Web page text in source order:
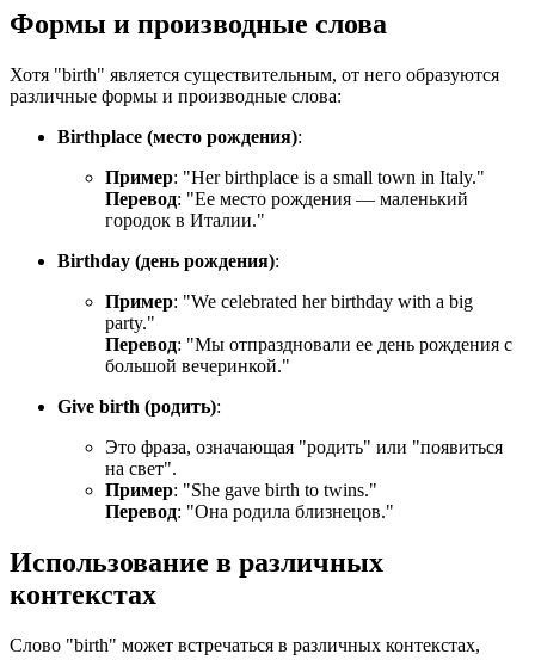
Формы и производные слова
Хотя "birth" является существительным, от него образуются
различные формы и производные слова:
Birthplace (место рождения):
Пример: "Her birthplace is a small town in Italy."
Перевод: "Ее место рождения — маленький
городок в Италии."
Birthday (день рождения):
Пример: "We celebrated her birthday with a big
party."
Перевод: "Мы отпраздновали ее день рождения с
большой вечеринкой."
Give birth (родить):
Это фраза, означающая "родить" или "появиться
на свет".
Пример: "She gave birth to twins."
Перевод: "Она родила близнецов."
Использование в различных
контекстах
Слово "birth" может встречаться в различных контекстах,